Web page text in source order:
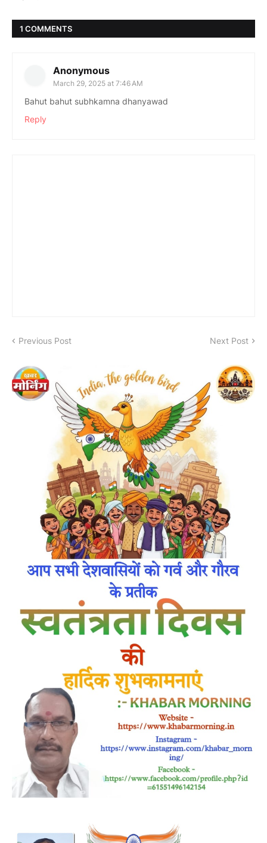
1 COMMENTS
Anonymous
March 29, 2025 at 7:46 AM
Bahut bahut subhkamna dhanyawad
Reply
Previous Post Next Post